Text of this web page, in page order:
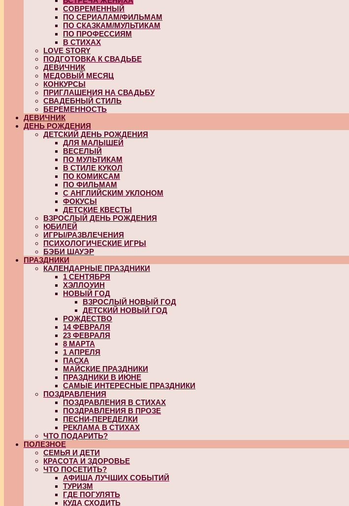
СОВРЕМЕННЫЙ
ПО СЕРИАЛАМ/ФИЛЬМАМ
ПО СКАЗКАМ/МУЛЬТИКАМ
ПО ПРОФЕССИЯМ
В СТИХАХ
LOVE STORY
ПОДГОТОВКА К СВАДЬБЕ
ДЕВИЧНИК
МЕДОВЫЙ МЕСЯЦ
КОНКУРСЫ
ПРИГЛАШЕНИЯ НА СВАДЬБУ
СВАДЕБНЫЙ СТИЛЬ
БЕРЕМЕННОСТЬ
ДЕВИЧНИК
ДЕНЬ РОЖДЕНИЯ
ДЕТСКИЙ ДЕНЬ РОЖДЕНИЯ
ДЛЯ МАЛЫШЕЙ
ВЕСЕЛЫЙ
ПО МУЛЬТИКАМ
В СТИЛЕ КУКОЛ
ПО КОМИКСАМ
ПО ФИЛЬМАМ
С АНГЛИЙСКИМ УКЛОНОМ
ФОКУСЫ
ДЕТСКИЕ КВЕСТЫ
ВЗРОСЛЫЙ ДЕНЬ РОЖДЕНИЯ
ЮБИЛЕЙ
ИГРЫ/РАЗВЛЕЧЕНИЯ
ПСИХОЛОГИЧЕСКИЕ ИГРЫ
БЭБИ ШАУЭР
ПРАЗДНИКИ
КАЛЕНДАРНЫЕ ПРАЗДНИКИ
1 СЕНТЯБРЯ
ХЭЛЛОУИН
НОВЫЙ ГОД
ВЗРОСЛЫЙ НОВЫЙ ГОД
ДЕТСКИЙ НОВЫЙ ГОД
РОЖДЕСТВО
14 ФЕВРАЛЯ
23 ФЕВРАЛЯ
8 МАРТА
1 АПРЕЛЯ
ПАСХА
МАЙСКИЕ ПРАЗДНИКИ
ПРАЗДНИКИ В ИЮНЕ
САМЫЕ ИНТЕРЕСНЫЕ ПРАЗДНИКИ
ПОЗДРАВЛЕНИЯ
ПОЗДРАВЛЕНИЯ В СТИХАХ
ПОЗДРАВЛЕНИЯ В ПРОЗЕ
ПЕСНИ-ПЕРЕДЕЛКИ
РЕКЛАМА В СТИХАХ
ЧТО ПОДАРИТЬ?
ПОЛЕЗНОЕ
СЕМЬЯ И ДЕТИ
КРАСОТА И ЗДОРОВЬЕ
ЧТО ПОСЕТИТЬ?
АФИША ЛУЧШИХ СОБЫТИЙ
ТУРИЗМ
ГДЕ ПОГУЛЯТЬ
КУДА СХОДИТЬ